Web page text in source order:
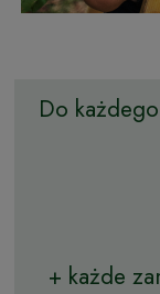
Do
+ każde